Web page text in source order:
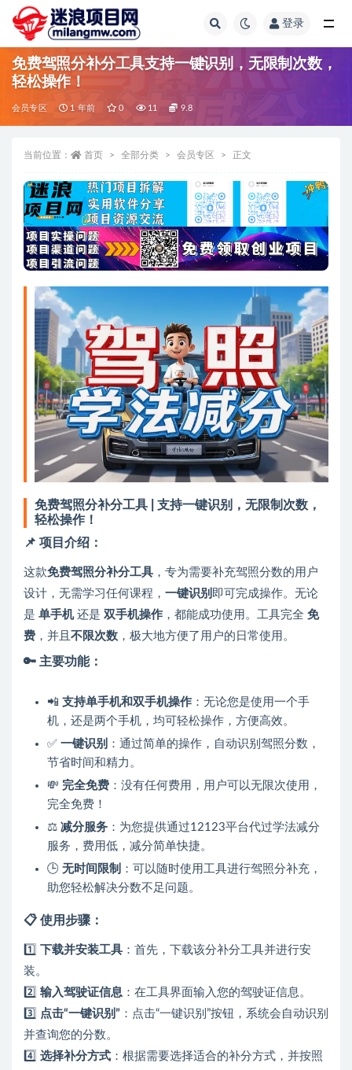
登录
免费驾照分补分工具支持一键识别，无限制次数，
轻松操作！
会员专区 1 年前 0 11 9.8
当前位置： 首页 全部分类 会员专区 正文
免费驾照分补分工具 | 支持一键识别，无限制次数，
轻松操作！
📌 项目介绍：
这款免费驾照分补分工具 ，专为需要补充驾照分数的用户
设计，无需学习任何课程， 一键识别 即可完成操作。无论
是 单手机还是 双手机操作 ，都能成功使用。工具完全 免
费 ，并且 不限次数 ，极大地方便了用户的日常使用。
🔑 主要功能：
📲 支持单手机和双手机操作 ：无论您是使用一个手
机，还是两个手机，均可轻松操作，方便高效。
✅ 一键识别 ：通过简单的操作，自动识别驾照分数，
节省时间和精力。
💸 完全免费 ：没有任何费用，用户可以无限次使用，
完全免费！
⚖️ 减分服务 ：为您提供通过12123平台代过学法减分
服务，费用低，减分简单快捷。
🕒 无时间限制 ：可以随时使用工具进行驾照分补充，
助您轻松解决分数不足问题。
📋 使用步骤：
1️⃣ 下载并安装工具 ：首先，下载该分补分工具并进行安
装。
2️⃣ 输入驾驶证信息 ：在工具界面输入您的驾驶证信息。
3️⃣
点击“一键识别” ：点击“一键识别”按钮，系统会自动识别
并查询您的分数。
4️⃣ 选择补分方式 ：根据需要选择适合的补分方式，并按照
全部